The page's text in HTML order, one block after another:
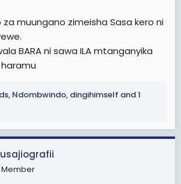
muungano zimeisha Sasa kero ni
BARA ni sawa ILA mtanganyika
, Ndombwindo, dingihimself and 1
Member